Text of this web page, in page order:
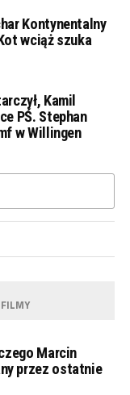
Kontynentalny
wciąż szuka
Kamil
PŚ. Stephan
w Willingen
FILMY
Marcin
przez ostatnie